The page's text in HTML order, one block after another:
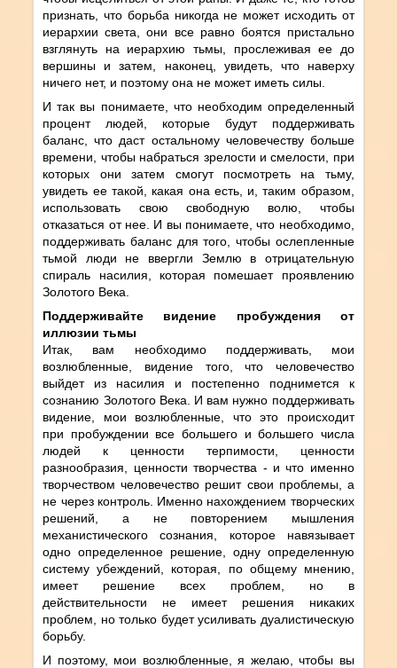
признать, что борьба никогда не может исходить от
иерархии света, они все равно боятся пристально
взглянуть на иерархию тьмы, прослеживая ее до
вершины и затем, наконец, увидеть, что наверху
ничего нет, и поэтому она не может иметь силы.
И так вы понимаете, что необходим определенный
процент людей, которые будут поддерживать
баланс, что даст остальному человечеству больше
времени, чтобы набраться зрелости и смелости, при
которых они затем смогут посмотреть на тьму,
увидеть ее такой, какая она есть, и, таким образом,
использовать свою свободную волю, чтобы
отказаться от нее. И вы понимаете, что необходимо,
поддерживать баланс для того, чтобы ослепленные
тьмой люди не ввергли Землю в отрицательную
спираль насилия, которая помешает проявлению
Золотого Века.
Поддерживайте видение пробуждения от
иллюзии тьмы
Итак, вам необходимо поддерживать, мои
возлюбленные, видение того, что человечество
выйдет из насилия и постепенно поднимется к
сознанию Золотого Века. И вам нужно поддерживать
видение, мои возлюбленные, что это происходит
при пробуждении все большего и большего числа
людей к ценности терпимости, ценности
разнообразия, ценности творчества - и что именно
творчеством человечество решит свои проблемы, а
не через контроль. Именно нахождением творческих
решений, а не повторением мышления
механистического сознания, которое навязывает
одно определенное решение, одну определенную
систему убеждений, которая, по общему мнению,
имеет решение всех проблем, но в
действительности не имеет решения никаких
проблем, но только будет усиливать дуалистическую
борьбу.
И поэтому, мои возлюбленные, я желаю, чтобы вы